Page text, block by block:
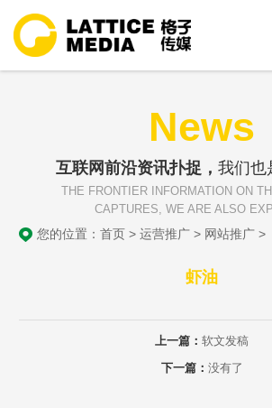
News
互联网前沿资讯扑捉， 我们也
THE FRONTIER INFORMATION ON
CAPTURES, WE ARE ALSO
您的位置：首页 >运营推广 > 网站推广 >
虾油
上一篇： 软文发稿
下一篇： 没有了